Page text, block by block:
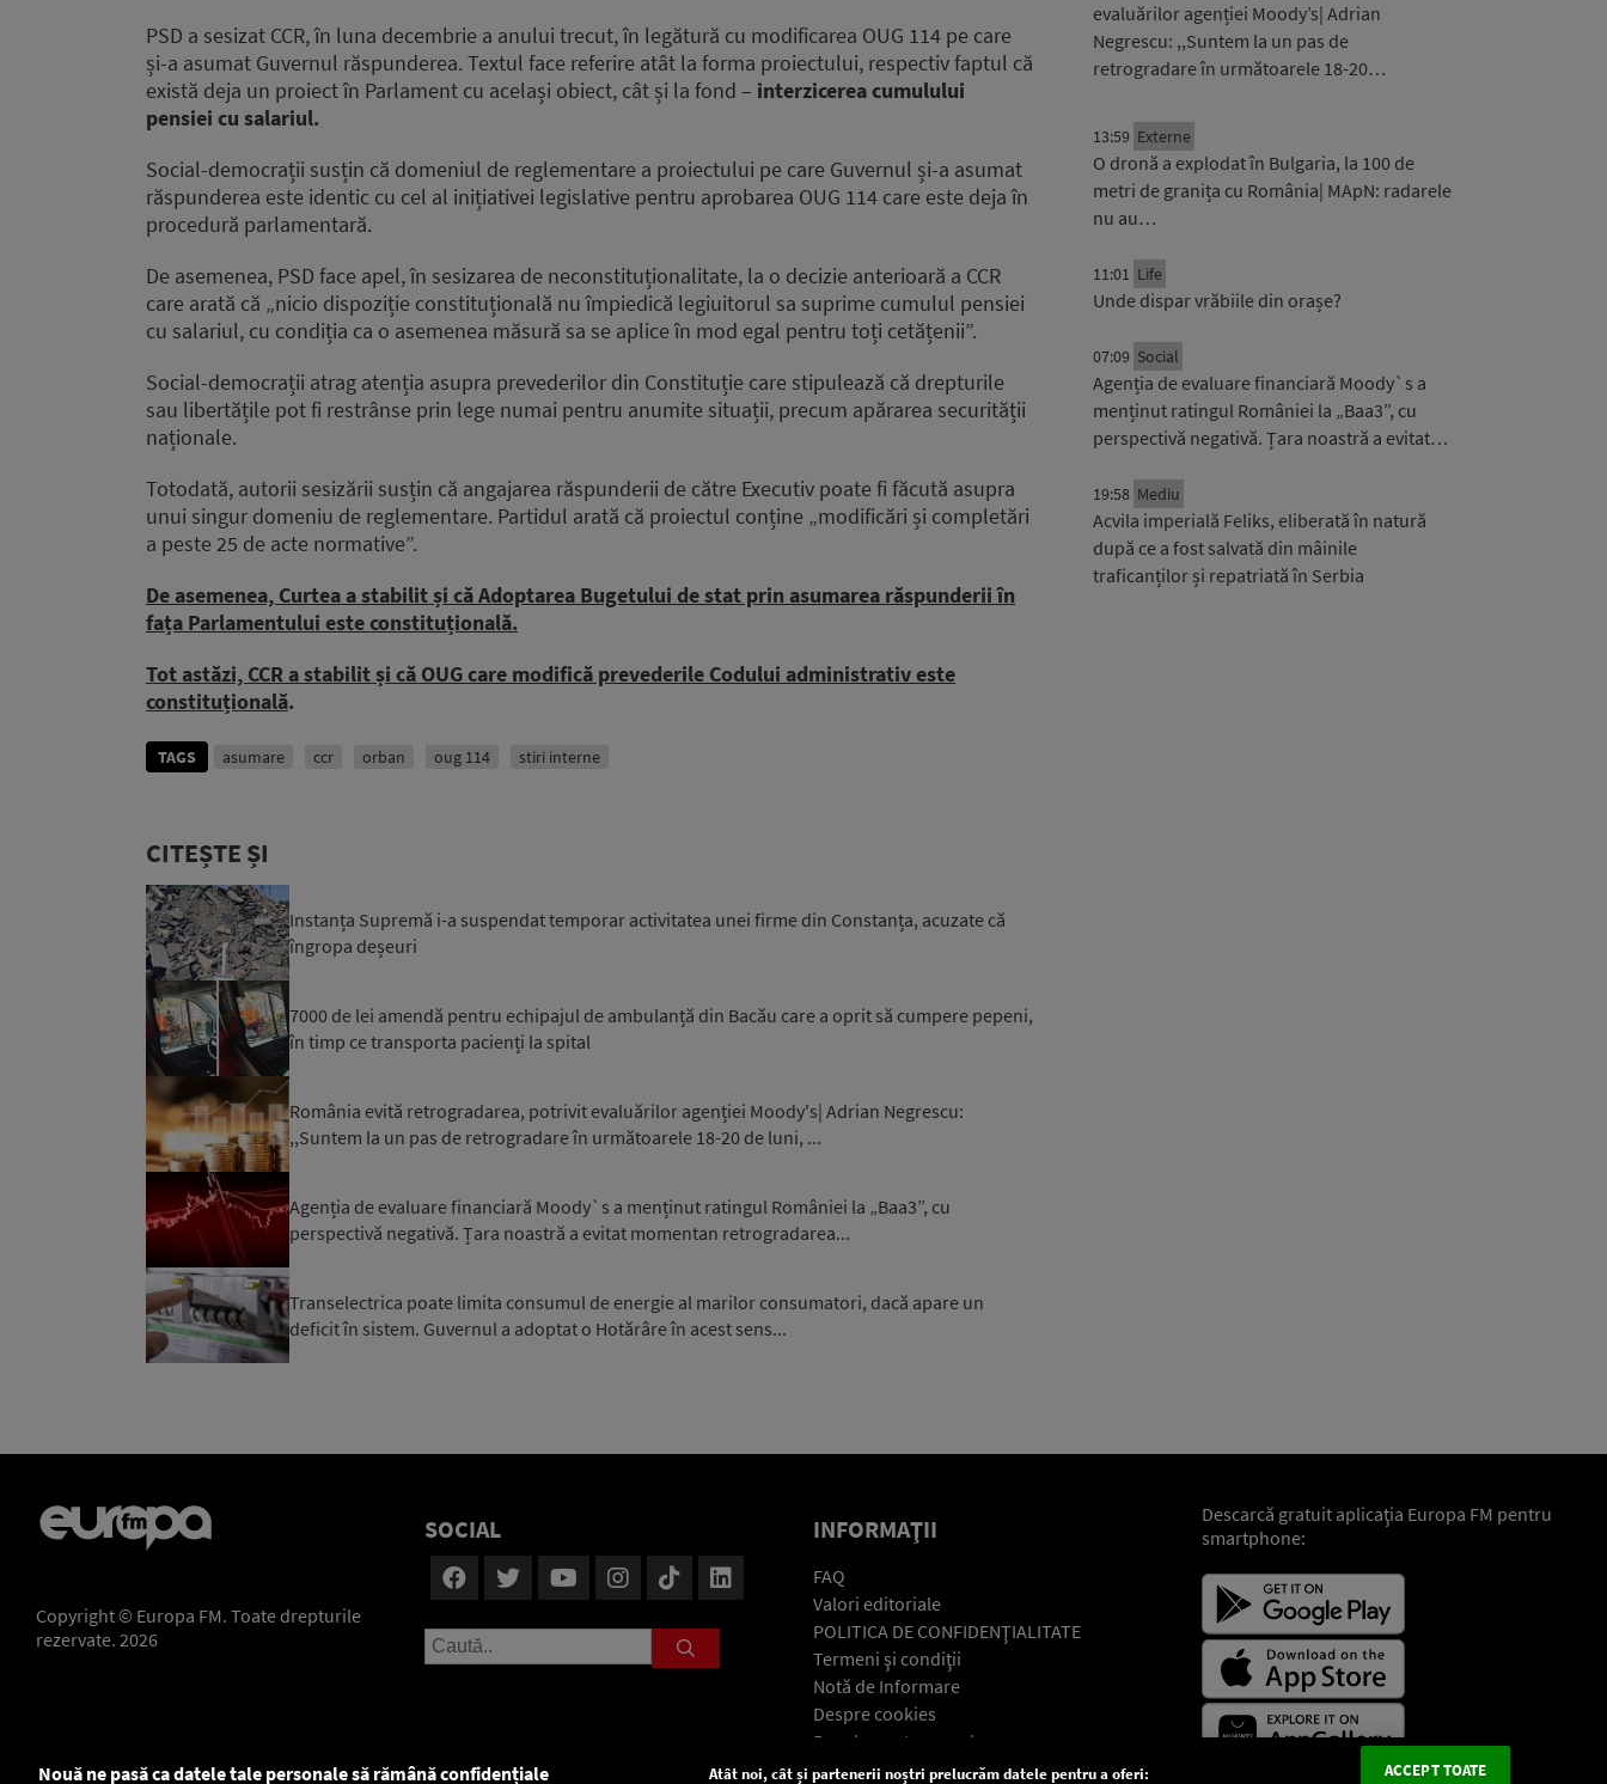
PSD a sesizat CCR, în luna decembrie a anului trecut, în legătură cu modificarea OUG 114 pe care
și-a asumat Guvernul răspunderea. Textul face referire atât la forma proiectului, respectiv faptul că
există deja un proiect în Parlament cu același obiect, cât și la fond – interzicerea cumulului
pensiei cu salariul.
Social-democrații susțin că domeniul de reglementare a proiectului pe care Guvernul și-a asumat
răspunderea este identic cu cel al inițiativei legislative pentru aprobarea OUG 114 care este deja în
procedură parlamentară.
De asemenea, PSD face apel, în sesizarea de neconstituționalitate, la o decizie anterioară a CCR
care arată că „nicio dispoziție constituțională nu împiedică legiuitorul sa suprime cumulul pensiei
cu salariul, cu condiția ca o asemenea măsură sa se aplice în mod egal pentru toți cetățenii”.
Social-democrații atrag atenția asupra prevederilor din Constituție care stipulează că drepturile
sau libertățile pot fi restrânse prin lege numai pentru anumite situații, precum apărarea securității
naționale.
Totodată, autorii sesizării susțin că angajarea răspunderii de către Executiv poate fi făcută asupra
unui singur domeniu de reglementare. Partidul arată că proiectul conține „modificări și completări
a peste 25 de acte normative”.
De asemenea, Curtea a stabilit și că Adoptarea Bugetului de stat prin asumarea răspunderii în
fața Parlamentului este constituțională.
Tot astăzi, CCR a stabilit și că OUG care modifică prevederile Codului administrativ este
constituțională.
TAGS asumare ccr orban oug 114 stiri interne
CITEȘTE ȘI
Instanța Supremă i-a suspendat temporar activitatea unei firme din Constanța, acuzate că
îngropa deșeuri
7000 de lei amendă pentru echipajul de ambulanță din Bacău care a oprit să cumpere pepeni,
în timp ce transporta pacienți la spital
România evită retrogradarea, potrivit evaluărilor agenției Moody's| Adrian Negrescu:
,,Suntem la un pas de retrogradare în următoarele 18-20 de luni, ...
Agenția de evaluare financiară Moody`s a menținut ratingul României la „Baa3”, cu
perspectivă negativă. Țara noastră a evitat momentan retrogradarea...
Transelectrica poate limita consumul de energie al marilor consumatori, dacă apare un
deficit în sistem. Guvernul a adoptat o Hotărâre în acest sens...
evaluărilor agenției Moody’s| Adrian
Negrescu: ,,Suntem la un pas de
retrogradare în următoarele 18-20…
13:59 Externe
O dronă a explodat în Bulgaria, la 100 de
metri de granița cu România| MApN: radarele
nu au…
11:01 Life
Unde dispar vrăbiile din orașe?
07:09 Social
Agenția de evaluare financiară Moody`s a
menținut ratingul României la „Baa3”, cu
perspectivă negativă. Țara noastră a evitat…
19:58 Mediu
Acvila imperială Feliks, eliberată în natură
după ce a fost salvată din mâinile
traficanților și repatriată în Serbia
Copyright © Europa FM. Toate drepturile
rezervate. 2026
SOCIAL INFORMAŢII
FAQ
Valori editoriale
POLITICA DE CONFIDENŢIALITATE
Termeni şi condiţii
Notă de Informare
Despre cookies
Regulament general
GDPR
Descarcă gratuit aplicaţia Europa FM pentru
smartphone:
Nouă ne pasă ca datele tale personale să rămână confidențiale Atât noi, cât și partenerii noștri prelucrăm datele pentru a oferi: ACCEPT TOATE